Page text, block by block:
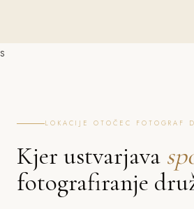
s
LOKACIJE OTOČEC FOTOGRAF
Kjer ustvarjava
fotografiranje